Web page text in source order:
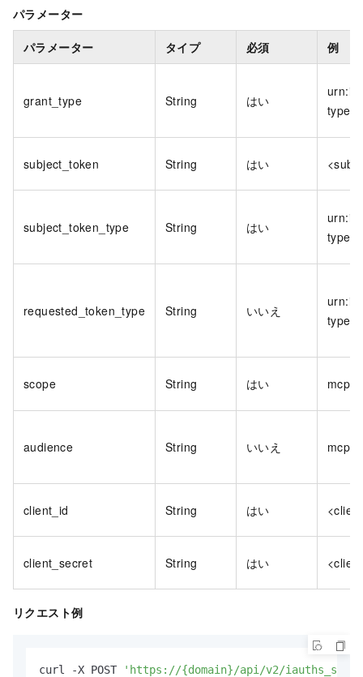
パラメーター
パラメーター タイプ 必須 例
grant_type String はい
subject_token String はい
subject_token_type String はい
requested_token_type String いいえ
scope String はい mcp-
audience String いいえ mcp-
client_id String はい
client_secret String はい
リクエスト例
curl -X POST
'https://{domain}/api/v2/